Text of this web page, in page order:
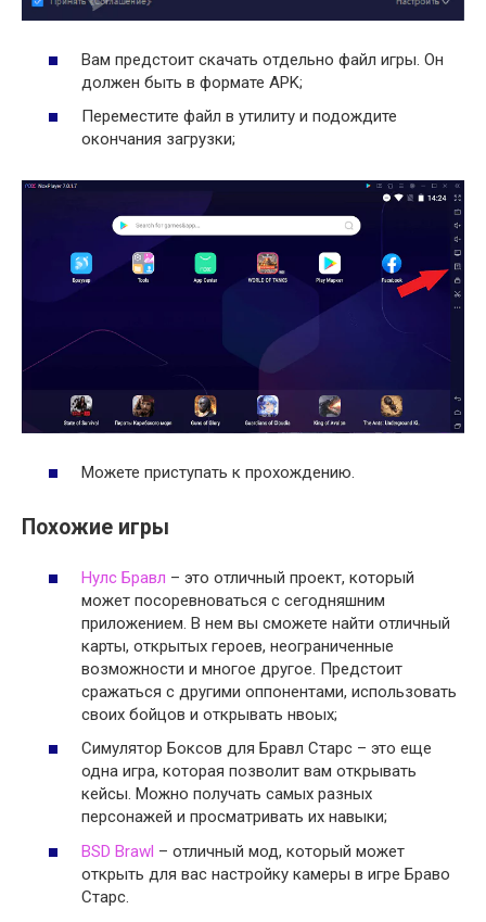
Вам предстоит скачать отдельно файл игры. Он
должен быть в формате APK;
Переместите файл в утилиту и подождите
окончания загрузки;
Можете приступать к прохождению.
Похожие игры
Нулс Бравл – это отличный проект, который
может посоревноваться с сегодняшним
приложением. В нем вы сможете найти отличный
карты, открытых героев, неограниченные
возможности и многое другое. Предстоит
сражаться с другими оппонентами, использовать
своих бойцов и открывать нвоых;
Симулятор Боксов для Бравл Старс – это еще
одна игра, которая позволит вам открывать
кейсы. Можно получать самых разных
персонажей и просматривать их навыки;
BSD Brawl – отличный мод, который может
открыть для вас настройку камеры в игре Браво
Старс.